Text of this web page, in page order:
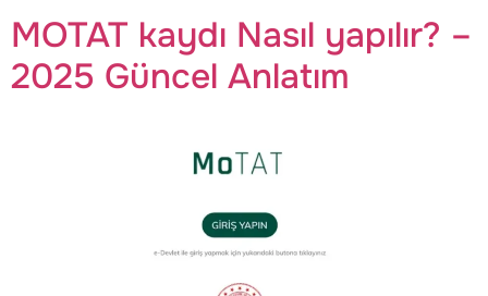
MOTAT kaydı Nasıl yapılır? –
2025 Güncel Anlatım